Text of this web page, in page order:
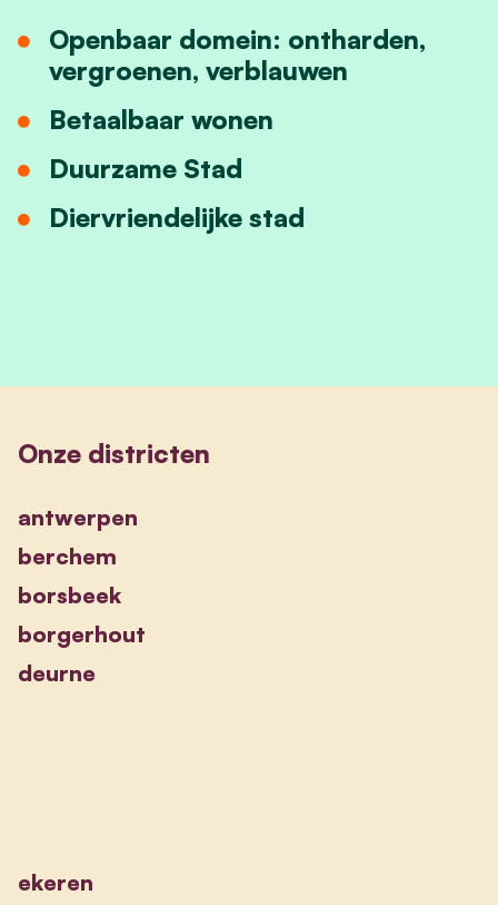
Openbaar domein: ontharden,
vergroenen, verblauwen
Betaalbaar wonen
Duurzame Stad
Diervriendelijke stad
Onze districten
antwerpen
berchem
borsbeek
borgerhout
deurne
ekeren